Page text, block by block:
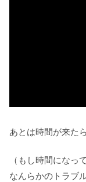
あとは時間が来た
（もし時間になっ
なんらかのトラブ